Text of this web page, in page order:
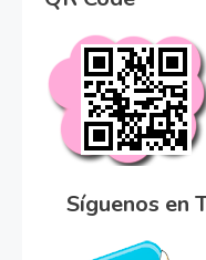
Síguenos en